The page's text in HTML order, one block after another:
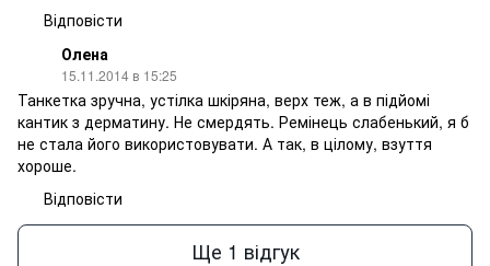
Відповісти
Олена
15.11.2014 в 15:25
Танкетка зручна, устілка шкіряна, верх теж, а в підйомі
кантик з дерматину. Не смердять. Ремінець слабенький, я б
не стала його використовувати. А так, в цілому, взуття
хороше.
Відповісти
Ще 1 відгук